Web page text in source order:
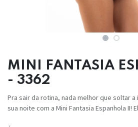
MINI FANTASIA
- 3362
Pra sair da rotina, nada melhor que soltar a
sua noite com a Mini Fantasia Espanhola II!